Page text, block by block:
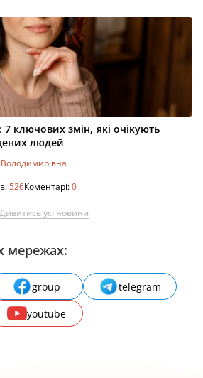
7 ключових змін, які очікують
людей
526Коментарі:0
Дивитись усі новини
мережах:
group
telegram
youtube